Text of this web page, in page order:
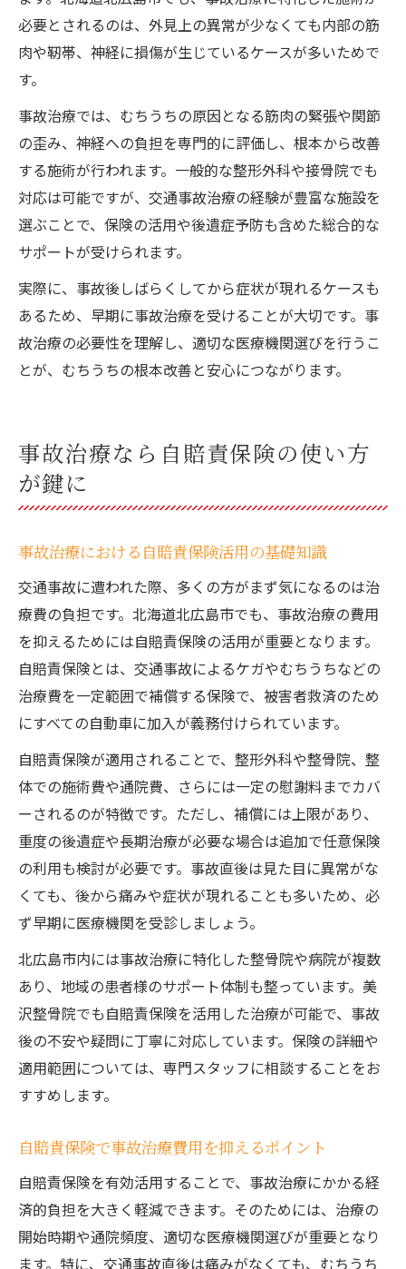
必要とされるのは、外見上の異常が少なくても内部の筋
肉や靭帯、神経に損傷が生じているケースが多いためで
す。
事故治療では、むちうちの原因となる筋肉の緊張や関節
の歪み、神経への負担を専門的に評価し、根本から改善
する施術が行われます。一般的な整形外科や接骨院でも
対応は可能ですが、交通事故治療の経験が豊富な施設を
選ぶことで、保険の活用や後遺症予防も含めた総合的な
サポートが受けられます。
実際に、事故後しばらくしてから症状が現れるケースも
あるため、早期に事故治療を受けることが大切です。事
故治療の必要性を理解し、適切な医療機関選びを行うこ
とが、むちうちの根本改善と安心につながります。
事故治療なら自賠責保険の使い方
が鍵に
事故治療における自賠責保険活用の基礎知識
交通事故に遭われた際、多くの方がまず気になるのは治
療費の負担です。北海道北広島市でも、事故治療の費用
を抑えるためには自賠責保険の活用が重要となります。
自賠責保険とは、交通事故によるケガやむちうちなどの
治療費を一定範囲で補償する保険で、被害者救済のため
にすべての自動車に加入が義務付けられています。
自賠責保険が適用されることで、整形外科や整骨院、整
体での施術費や通院費、さらには一定の慰謝料までカバ
ーされるのが特徴です。ただし、補償には上限があり、
重度の後遺症や長期治療が必要な場合は追加で任意保険
の利用も検討が必要です。事故直後は見た目に異常がな
くても、後から痛みや症状が現れることも多いため、必
ず早期に医療機関を受診しましょう。
北広島市内には事故治療に特化した整骨院や病院が複数
あり、地域の患者様のサポート体制も整っています。美
沢整骨院でも自賠責保険を活用した治療が可能で、事故
後の不安や疑問に丁寧に対応しています。保険の詳細や
適用範囲については、専門スタッフに相談することをお
すすめします。
自賠責保険で事故治療費用を抑えるポイント
自賠責保険を有効活用することで、事故治療にかかる経
済的負担を大きく軽減できます。そのためには、治療の
開始時期や通院頻度、適切な医療機関選びが重要となり
ます。特に、交通事故直後は痛みがなくても、むちうち